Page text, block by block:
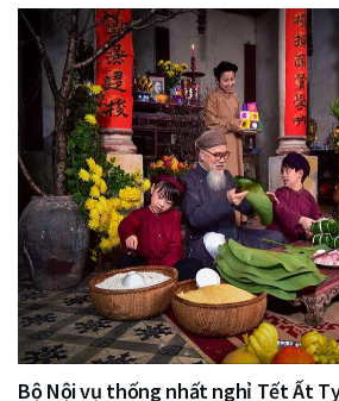
Bộ Nội vụ thống nhất nghỉ Tết Ất